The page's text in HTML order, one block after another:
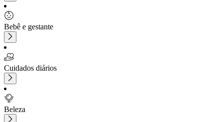
Bebê e gestante
Cuidados diários
Beleza